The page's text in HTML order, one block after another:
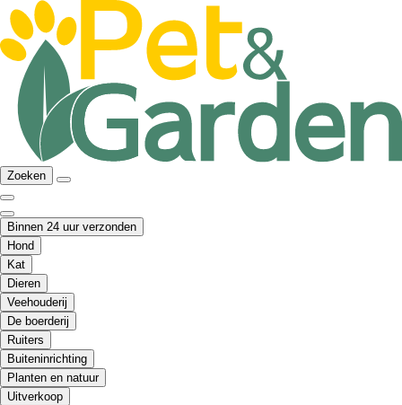
Zoeken
Binnen 24 uur verzonden
Hond
Kat
Dieren
Veehouderij
De boerderij
Ruiters
Buiteninrichting
Planten en natuur
Uitverkoop